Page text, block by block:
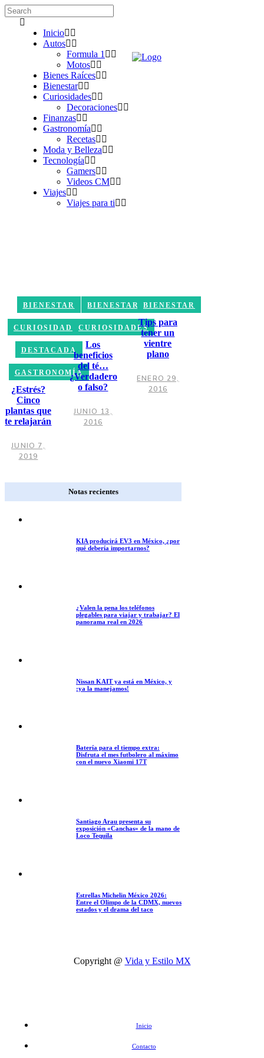
Inicio
Autos
Formula 1
Motos
Bienes Raíces
Bienestar
Curiosidades
Decoraciones
Finanzas
Gastronomía
Recetas
Moda y Belleza
Tecnología
Gamers
Videos CM
Viajes
Viajes para ti
BIENESTAR
CURIOSIDADES
DESTACADA
GASTRONOMÍA
¿Estrés?
Cinco
plantas que
te relajarán
JUNIO 7,
2019
BIENESTAR
CURIOSIDADES
Los
beneficios
del té…
¿Verdadero
o falso?
JUNIO 13,
2016
BIENESTAR
Tips para
tener un
vientre
plano
ENERO 29,
2016
Notas recientes
KIA producirá EV3 en México, ¿por
qué debería importarnos?
¿Valen la pena los teléfonos
plegables para viajar y trabajar? El
panorama real en 2026
Nissan KAIT ya está en México, y
¡ya la manejamos!
Batería para el tiempo extra:
Disfruta el mes futbolero al máximo
con el nuevo Xiaomi 17T
Santiago Arau presenta su
exposición «Canchas» de la mano de
Loco Tequila
Estrellas Michelin México 2026:
Entre el Olimpo de la CDMX, nuevos
estados y el drama del taco
Copyright @ Vida y Estilo MX
Inicio
Contacto